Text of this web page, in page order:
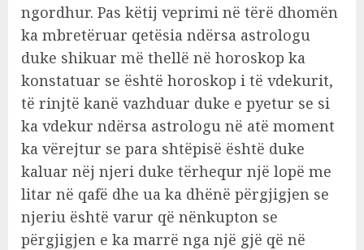
ngordhur. Pas këtij veprimi në tërë dhomën
ka mbretëruar qetësia ndërsa astrologu
duke shikuar më thellë në horoskop ka
konstatuar se është horoskop i të vdekurit,
të rinjtë kanë vazhduar duke e pyetur se si
ka vdekur ndërsa astrologu në atë moment
ka vërejtur se para shtëpisë është duke
kaluar nëj njeri duke tërhequr një lopë me
litar në qafë dhe ua ka dhënë përgjigjen se
njeriu është varur që nënkupton se
përgjigjen e ka marrë nga një gjë që në